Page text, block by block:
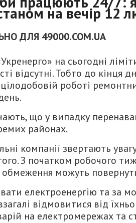
на вечір 12
ДЛЯ 49000.COM.UA
на сьогодні
відсутні. Тобто до кінця
роботі
що у випадку
районах.
компанії звертають
З початком робочого
можуть
електроенергію та за
відмовитися від
на електромережах та